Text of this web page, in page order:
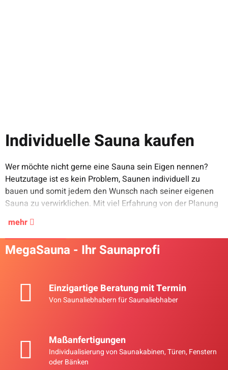
Lüftungsschieber 13 x
26,66 €
39,15 €
SAWO Rundentlüftung
10,90 €*
14,16 €
Saunahaus
"NatureView Plus" -
Ausstellungsstück
9.900,00 €*
13.000,00 €
Bauwagen -
Ausstellungsstück
19.900,00 €*
Individuelle Sauna kaufen
Wer möchte nicht gerne eine Sauna sein Eigen nennen?
Heutzutage ist es kein Problem, Saunen individuell zu
bauen und somit jedem den Wunsch nach seiner eigenen
Sauna zu verwirklichen. Mit viel Erfahrung von der Planung
bis zur Realisierung des Traums stehen wir Ihnen als
kompetenter Fachmann zur Seite. Dabei spielt es keine
Rolle, welche Art von Sauna bevorzugt wird. Modernste
Technologien ermöglichen es, beinahe jeden Wunsch wahr
mehr
MegaSauna - Ihr Saunaprofi
Einzigartige Beratung mit Termin
Von Saunaliebhabern für Saunaliebhaber
Maßanfertigungen
Individualisierung von Saunakabinen, Türen, Fenstern
oder Bänken